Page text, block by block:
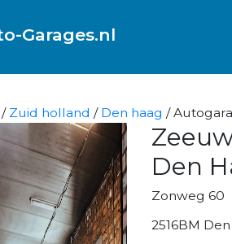
Garages.nl
/ Zuid holland / Den haag /
Den
Zonweg 60
2516BM